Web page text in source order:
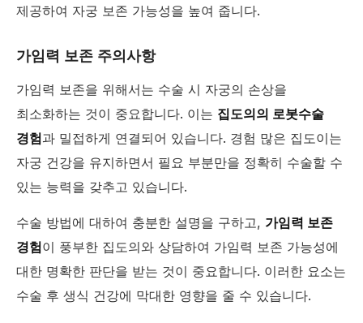
제공하여 자궁 보존 가능성을 높여 줍니다.
가임력 보존 주의사항
가임력 보존을 위해서는 수술 시 자궁의 손상을
최소화하는 것이 중요합니다. 이는 집도의의 로봇수술
경험과 밀접하게 연결되어 있습니다. 경험 많은 집도이는
자궁 건강을 유지하면서 필요 부분만을 정확히 수술할 수
있는 능력을 갖추고 있습니다.
수술 방법에 대하여 충분한 설명을 구하고, 가임력 보존
경험이 풍부한 집도의와 상담하여 가임력 보존 가능성에
대한 명확한 판단을 받는 것이 중요합니다. 이러한 요소는
수술 후 생식 건강에 막대한 영향을 줄 수 있습니다.